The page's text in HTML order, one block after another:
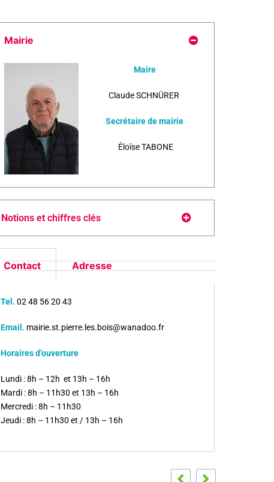
Mairie
Maire
Claude SCHNÜRER
Secrétaire de mairie
Éloïse TABONE
Notions et chiffres clés
Contact Adresse
Tel. 02 48 56 20 43
Email. mairie.st.pierre.les.bois@wanadoo.fr
Horaires d’ouverture
Lundi : 8h – 12h et 13h – 16h
Mardi : 8h – 11h30 et 13h – 16h
Mercredi : 8h – 11h30
Jeudi : 8h – 11h30 et / 13h – 16h